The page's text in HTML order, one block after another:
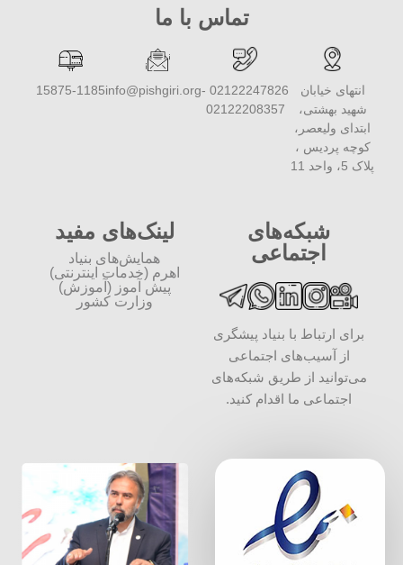
تماس با ما
انتهای خیابان
شهید بهشتی،
ابتدای ولیعصر،
کوچه پردیس ،
پلاک 5، واحد 11
02122247826 -
02122208357
info@pishgiri.org
15875-1185
شبکه‌های
اجتماعی
برای ارتباط با بنیاد پیشگری
از آسیب‌های اجتماعی
می‌توانید از طریق شبکه‌‎های
اجتماعی ما اقدام کنید.
لینک‌های مفید
همایش‌های بنیاد
اهرم (خدمات اینترنتی)
پیش آموز (آموزش)
وزارت کشور